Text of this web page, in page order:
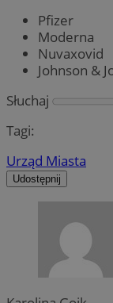
Pfizer
Moderna
Nuvaxovid
Johnson &
Słuchaj
Tagi:
Urząd Miasta
Udostępnij